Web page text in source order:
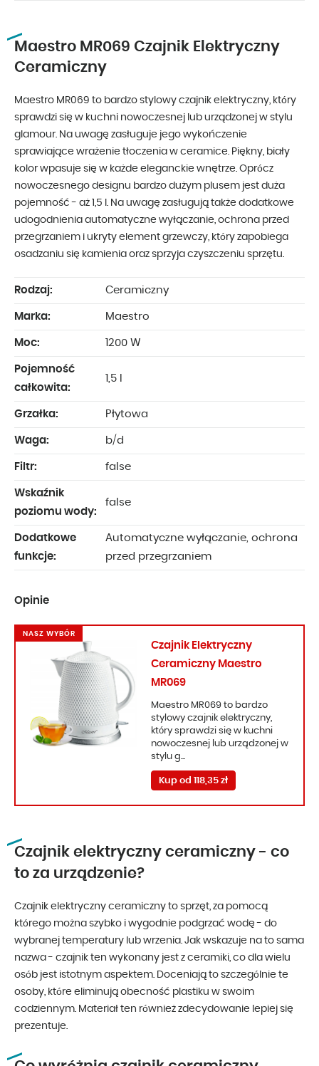
Maestro MR069 Czajnik Elektryczny
Ceramiczny
Maestro MR069 to bardzo stylowy czajnik elektryczny, który
sprawdzi się w kuchni nowoczesnej lub urządzonej w stylu
glamour. Na uwagę zasługuje jego wykończenie
sprawiające wrażenie tłoczenia w ceramice. Piękny, biały
kolor wpasuje się w każde eleganckie wnętrze. Oprócz
nowoczesnego designu bardzo dużym plusem jest duża
pojemność - aż 1,5 l. Na uwagę zasługują także dodatkowe
udogodnienia automatyczne wyłączanie, ochrona przed
przegrzaniem i ukryty element grzewczy, który zapobiega
osadzaniu się kamienia oraz sprzyja czyszczeniu sprzętu.
Rodzaj: Ceramiczny
Marka: Maestro
Moc: 1200 W
Pojemność
całkowita:
1,5 l
Grzałka: Płytowa
Waga: b/d
Filtr: false
Wskaźnik
poziomu wody:
false
Dodatkowe
funkcje:
Automatyczne wyłączanie, ochrona
przed przegrzaniem
Opinie
Czajnik Elektryczny
Ceramiczny Maestro
MR069
Maestro MR069 to bardzo
stylowy czajnik elektryczny,
który sprawdzi się w kuchni
nowoczesnej lub urządzonej w
stylu g...
Kup od 118,35 zł
NASZ WYBÓR
Czajnik elektryczny ceramiczny - co
to za urządzenie?
Czajnik elektryczny ceramiczny to sprzęt, za pomocą
którego można szybko i wygodnie podgrzać wodę - do
wybranej temperatury lub wrzenia. Jak wskazuje na to sama
nazwa - czajnik ten wykonany jest z ceramiki, co dla wielu
osób jest istotnym aspektem. Doceniają to szczególnie te
osoby, które eliminują obecność plastiku w swoim
codziennym. Materiał ten również zdecydowanie lepiej się
prezentuje.